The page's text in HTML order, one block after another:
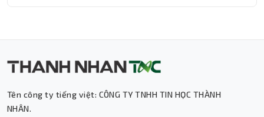
Tên công ty tiếng việt: CÔNG TY TNHH TIN HỌC THÀNH
NHÂN.